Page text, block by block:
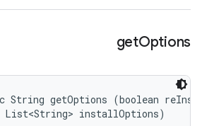
getOptions
String getOptions (boolean
List<String> installOptions)